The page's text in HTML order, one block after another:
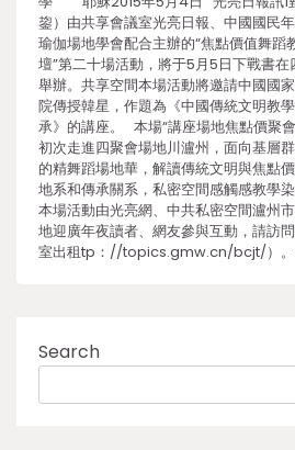
鋆）由共享會議室光亮日報、中國國民
瑜伽場地學會配合主辦的“焦點價值舞蹈
壇”第二十場活動，將于5月5日下戰書
舉辦。共享空間本場活動將邀請中國國
院傳授韓星，作題為《中國傳統文明教
承》的講座。 本場“講座場地焦點價聚
初次走進四聚會場地川瀘州，面向基層
的精舞蹈場地華，解讀傳統文明與焦點
地系和傳承關系，私密空間感觸感教學
本場活動由光亮網、中共私密空間瀘州
地迎廣年夜讀者、網友參與互動，請訪
室出租tp：//topics.gmw.cn/bcjt/）。
Search